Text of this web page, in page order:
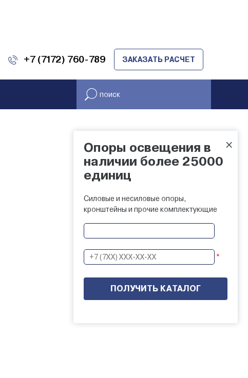
+7 (7172) 760-789 ЗАКАЗАТЬ РАСЧЕТ
НАЛИЧИЕ НА СКЛАДЕ ×
Опоры освещения в
наличии более 25000
единиц
Силовые и несиловые опоры,
кронштейны и прочие комплектующие
*